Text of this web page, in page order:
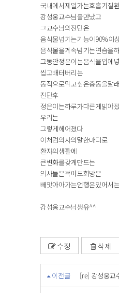
국내에서제일가는호흡기질
강성웅교수님을만났고
그교수님의진단은
음식물넘기는기능이90%이
음식물을계속넘기는연습을
그동안정은이는음식을입에
씹고배터버리는
동작으로먹고싶은충동을달
진단후
정은이는하루가다른게밝아
우리는
그렇게헤어졌다
이처럼의사의말한마디로
환자의생활에
큰변화를갖게만드는
의사들은적어도희망은
빼앗아아가는언행은있어서
강성웅교수님생유^^
수정 삭제
이전글 [re] 강성웅교